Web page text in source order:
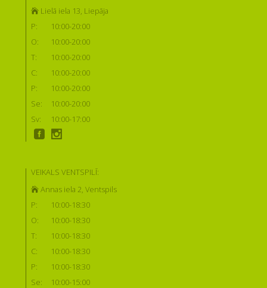
Lielā iela 13, Liepāja
P:
10:00-20:00
O:
10:00-20:00
T:
10:00-20:00
C:
10:00-20:00
P:
10:00-20:00
Se:
10:00-20:00
Sv:
10:00-17:00
VEIKALS VENTSPILĪ:
Annas iela 2, Ventspils
P:
10:00-18:30
O:
10:00-18:30
T:
10:00-18:30
C:
10:00-18:30
P:
10:00-18:30
Se:
10:00-15:00